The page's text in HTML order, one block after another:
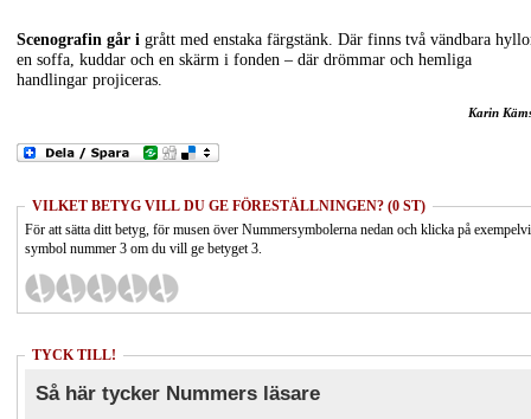
Scenografin går i grått med enstaka färgstänk. Där finns två vändbara
en soffa, kuddar och en skärm i fonden – där drömmar och hemliga
handlingar projiceras.
Karin
VILKET BETYG VILL DU GE FÖRESTÄLLNINGEN? (0 ST)
För att sätta ditt betyg, för musen över Nummersymbolerna nedan och klicka på
symbol nummer 3 om du vill ge betyget 3.
TYCK TILL!
Så här tycker Nummers läsare